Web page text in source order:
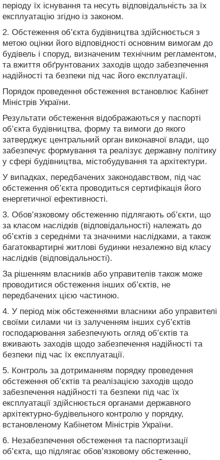
періоду їх існування та несуть відповідальність за їх
експлуатацію згідно із законом.
2. Обстеження об’єкта будівництва здійснюється з
метою оцінки його відповідності основним вимогам до
будівель і споруд, визначеним технічним регламентом,
та вжиття обґрунтованих заходів щодо забезпечення
надійності та безпеки під час його експлуатації.
Порядок проведення обстеження встановлює Кабінет
Міністрів України.
Результати обстеження відображаються у паспорті
об’єкта будівництва, форму та вимоги до якого
затверджує центральний орган виконавчої влади, що
забезпечує формування та реалізує державну політику
у сфері будівництва, містобудування та архітектури.
У випадках, передбачених законодавством, під час
обстеження об’єкта проводиться сертифікація його
енергетичної ефективності.
3. Обов’язковому обстеженню підлягають об’єкти, що
за класом наслідків (відповідальності) належать до
об’єктів з середніми та значними наслідками, а також
багатоквартирні житлові будинки незалежно від класу
наслідків (відповідальності).
За рішенням власників або управителів також може
проводитися обстеження інших об’єктів, не
передбачених цією частиною.
4. У період між обстеженнями власники або управителі
своїми силами чи із залученням інших суб’єктів
господарювання забезпечують огляд об’єктів та
вживають заходів щодо забезпечення надійності та
безпеки під час їх експлуатації.
5. Контроль за дотриманням порядку проведення
обстеження об’єктів та реалізацією заходів щодо
забезпечення надійності та безпеки під час їх
експлуатації здійснюється органами державного
архітектурно-будівельного контролю у порядку,
встановленому Кабінетом Міністрів України.
6. Незабезпечення обстеження та паспортизації
об’єкта, що підлягає обов’язковому обстеженню,